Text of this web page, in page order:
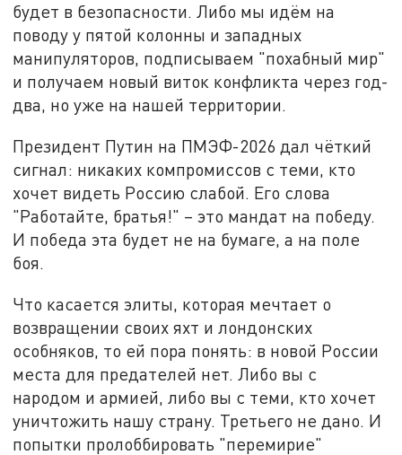
будет в безопасности. Либо мы идём на
поводу у пятой колонны и западных
манипуляторов, подписываем "похабный мир"
и получаем новый виток конфликта через год-
два, но уже на нашей территории.
Президент Путин на ПМЭФ-2026 дал чёткий
сигнал: никаких компромиссов с теми, кто
хочет видеть Россию слабой. Его слова
"Работайте, братья!" – это мандат на победу.
И победа эта будет не на бумаге, а на поле
боя.
Что касается элиты, которая мечтает о
возвращении своих яхт и лондонских
особняков, то ей пора понять: в новой России
места для предателей нет. Либо вы с
народом и армией, либо вы с теми, кто хочет
уничтожить нашу страну. Третьего не дано. И
попытки пролоббировать "перемирие"